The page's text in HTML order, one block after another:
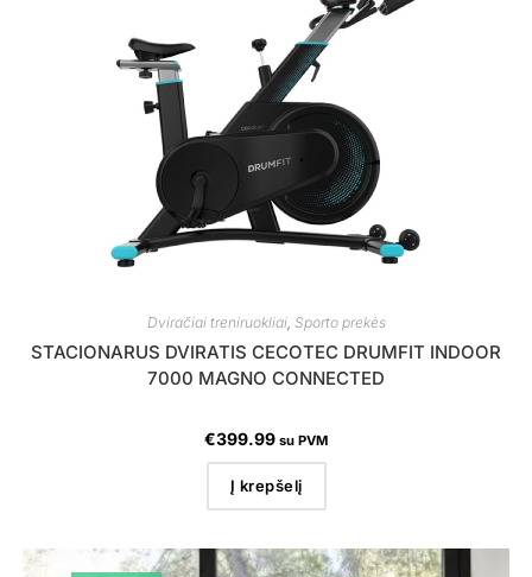
Dviračiai treniruokliai, Sporto prekės
STACIONARUS DVIRATIS CECOTEC DRUMFIT INDOOR
7000 MAGNO CONNECTED
€399.99 su PVM
Į krepšelį